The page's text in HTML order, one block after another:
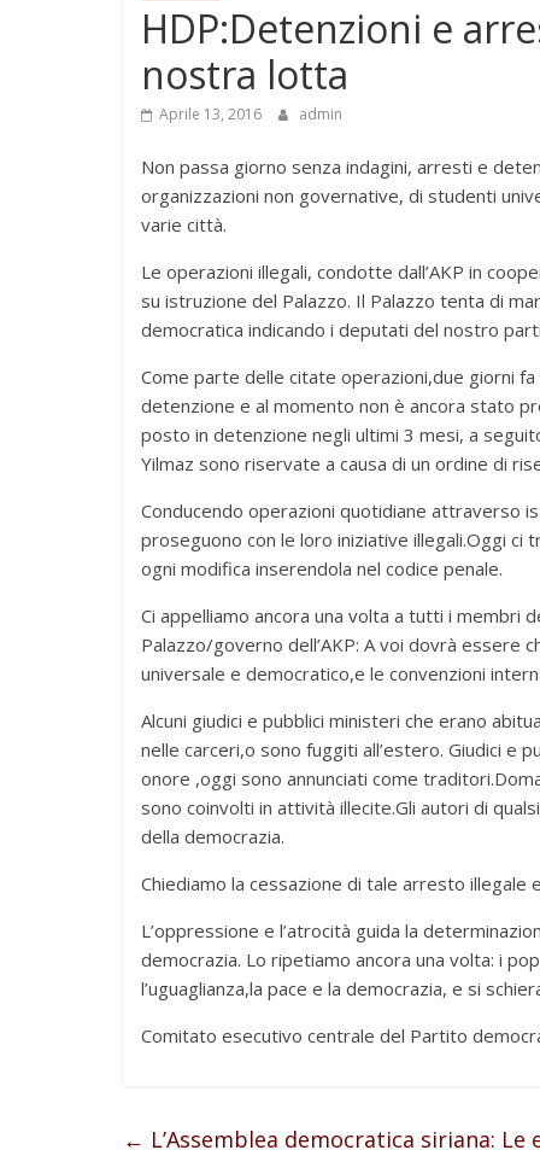
HDP:Detenzioni e
nostra lotta
Aprile 13, 2016 admin
Non passa giorno senza indagini, arresti e
organizzazioni non governative, di studenti
varie città.
Le operazioni illegali, condotte dall’AKP in
su istruzione del Palazzo. Il Palazzo tenta di
democratica indicando i deputati del nostro
Come parte delle citate operazioni,due giorni
detenzione e al momento non è ancora stato
posto in detenzione negli ultimi 3 mesi, a
Yilmaz sono riservate a causa di un ordine di
Conducendo operazioni quotidiane attraverso
proseguono con le loro iniziative illegali.Oggi
ogni modifica inserendola nel codice penale.
Ci appelliamo ancora una volta a tutti i membri
Palazzo/governo dell’AKP: A voi dovrà essere
universale e democratico,e le convenzioni
Alcuni giudici e pubblici ministeri che erano
nelle carceri,o sono fuggiti all’estero. Giudici e
onore ,oggi sono annunciati come
sono coinvolti in attività illecite.Gli autori di
della democrazia.
Chiediamo la cessazione di tale arresto
L’oppressione e l’atrocità guida la
democrazia. Lo ripetiamo ancora una volta: i
l’uguaglianza,la pace e la democrazia, e si
Comitato esecutivo centrale del Partito
← L’Assemblea democratica siriana: